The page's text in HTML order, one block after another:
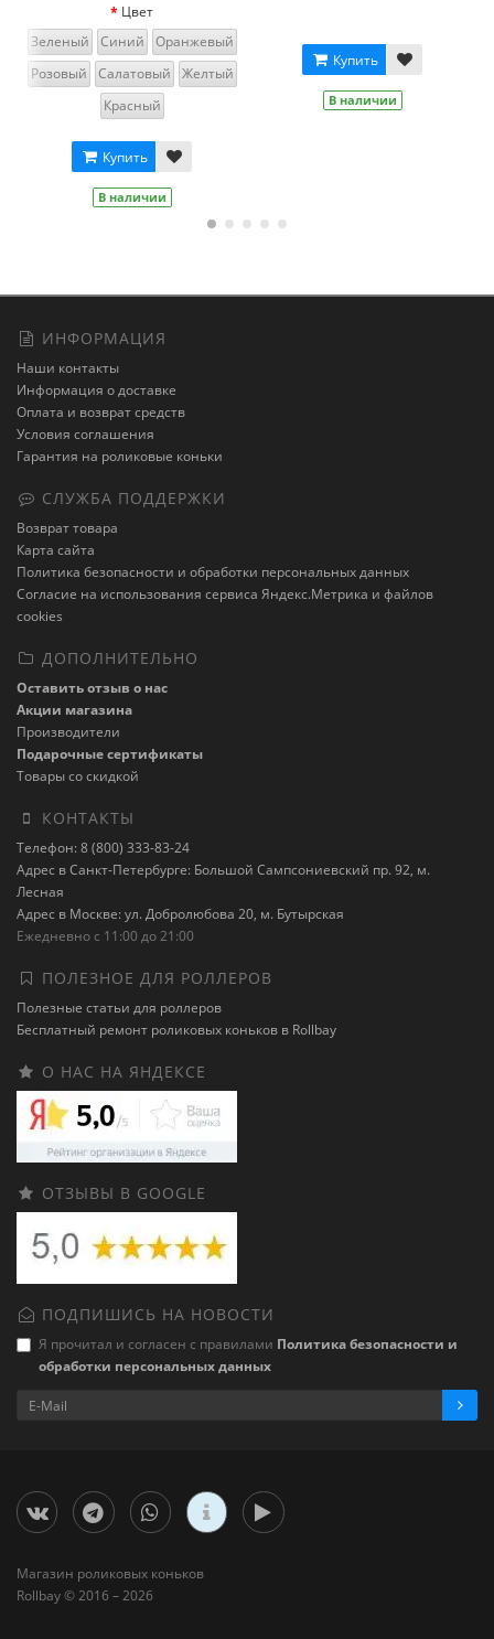
Купить
В наличии
Красный
Оранжевый
Купить
ИНФОРМАЦИЯ
Наши контакты
Информация о доставке
Оплата и возврат средств
Условия соглашения
Гарантия на роликовые коньки
СЛУЖБА ПОДДЕРЖКИ
Возврат товара
Карта сайта
Политика безопасности и обработки персональных данных
Cогласие на использования сервиса Яндекс.Метрика и файлов
cookies
ДОПОЛНИТЕЛЬНО
Оставить отзыв о нас
Акции магазина
Производители
Подарочные сертификаты
Товары со скидкой
КОНТАКТЫ
Телефон: 8 (800) 333-83-24
Адрес в Санкт-Петербурге: Большой Сампсониевский пр. 92, м.
Лесная
Адрес в Москве: ул. Добролюбова 20, м. Бутырская
Ежедневно с 11:00 до 21:00
ПОЛЕЗНОЕ ДЛЯ РОЛЛЕРОВ
Полезные статьи для роллеров
Бесплатный ремонт роликовых коньков в Rollbay
О НАС НА ЯНДЕКСЕ
ОТЗЫВЫ В GOOGLE
ПОДПИШИСЬ НА НОВОСТИ
Я прочитал и согласен с правилами Политика безопасности и
обработки персональных данных
Магазин роликовых коньков
Rollbay © 2016 – 2026